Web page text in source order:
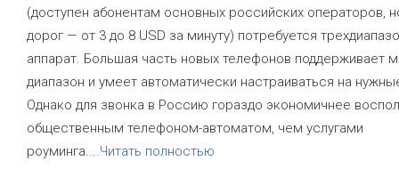
(доступен абонентам основных российских операторов,
дорог — от 3 до 8 USD за минуту) потребуется
аппарат. Большая часть новых телефонов поддерживает
диапазон и умеет автоматически настраиваться на
Однако для звонка в Россию гораздо экономичнее
общественным телефоном-автоматом, чем услугами
роуминга....Читать полностью